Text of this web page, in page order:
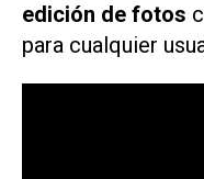
edición de fotos
para cualquier